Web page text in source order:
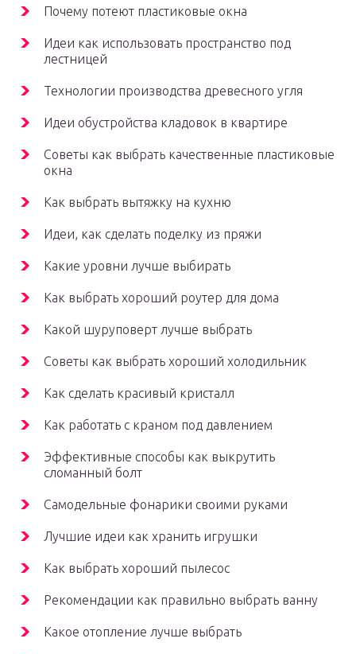
Почему потеют пластиковые окна
Идеи как использовать пространство под
лестницей
Технологии производства древесного угля
Идеи обустройства кладовок в квартире
Советы как выбрать качественные пластиковые
окна
Как выбрать вытяжку на кухню
Идеи, как сделать поделку из пряжи
Какие уровни лучше выбирать
Как выбрать хороший роутер для дома
Какой шуруповерт лучше выбрать
Советы как выбрать хороший холодильник
Как сделать красивый кристалл
Как работать с краном под давлением
Эффективные способы как выкрутить
сломанный болт
Самодельные фонарики своими руками
Лучшие идеи как хранить игрушки
Как выбрать хороший пылесос
Рекомендации как правильно выбрать ванну
Какое отопление лучше выбрать